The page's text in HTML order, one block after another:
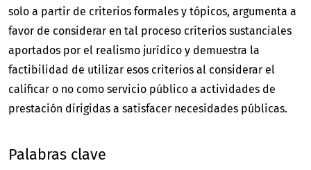
Palabras clave
solo a partir de criterios formales y tópicos, argumenta a
favor de considerar en tal proceso criterios sustanciales
aportados por el realismo jurídico y demuestra la
factibilidad de utilizar esos criterios al considerar el
calificar o no como servicio público a actividades de
prestación dirigidas a satisfacer necesidades públicas.